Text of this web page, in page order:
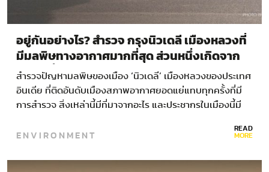
อยู่กันอย่างไร? สำรวจ กรุงนิวเดลี เมืองหลวงที่
มีมลพิษทางอากาศมากที่สุด ส่วนหนึ่งเกิดจาก
ความเชื่อและพิธีกรรม
สำรวจปัญหามลพิษของเมือง ‘นิวเดลี’ เมืองหลวงของประเทศ
อินเดีย ที่ติดอันดับเมืองสภาพอากาศยอดแย่แทบทุกครั้งที่มี
การสำรวจ สิ่งเหล่านี้มีที่มาจากอะไร และประชากรในเมืองนี้มี
โลก…
ENVIRONMENT READ
MORE